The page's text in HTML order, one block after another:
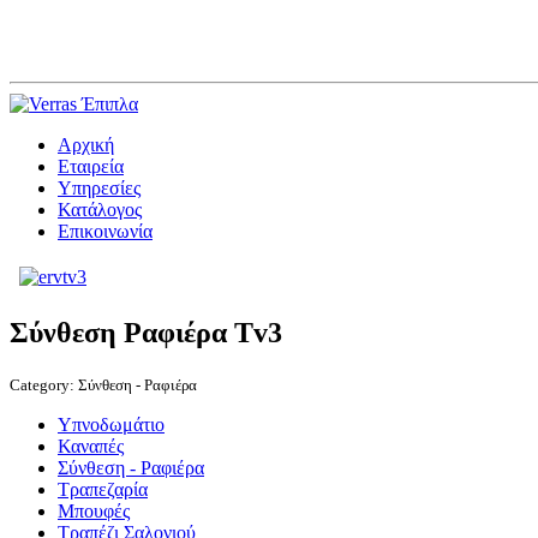
Αρχική
Εταιρεία
Υπηρεσίες
Κατάλογος
Επικοινωνία
Σύνθεση Ραφιέρα Tv3
Category: Σύνθεση - Ραφιέρα
Υπνοδωμάτιο
Καναπές
Σύνθεση - Ραφιέρα
Τραπεζαρία
Μπουφές
Τραπέζι Σαλονιού